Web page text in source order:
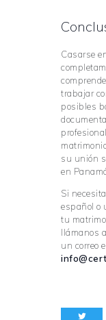
Casarse
trabajar
posibles
su unión
en
Si
español o
tu
llámanos
un correo